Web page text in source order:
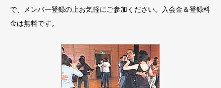
で、メンバー登録の上お気軽にご参加ください。入会金＆登録料
金は無料です。